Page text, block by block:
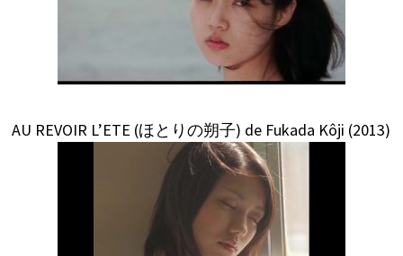
AU REVOIR L’ETE (ほとりの朔子) de Fukada Kôji (2013)